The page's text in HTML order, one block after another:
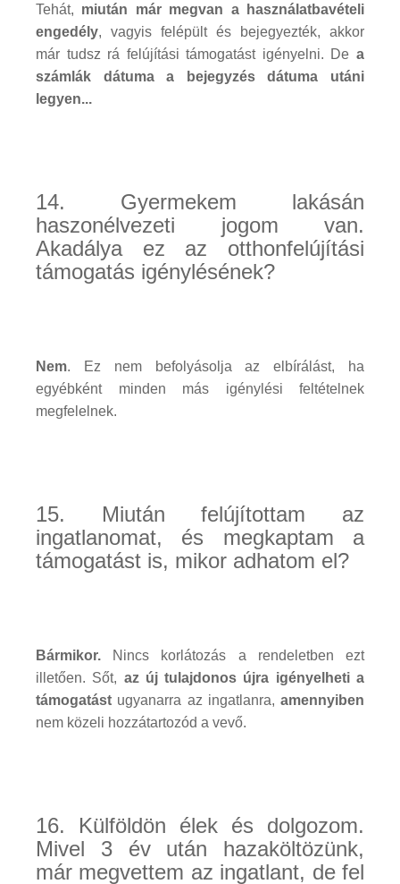
Tehát, miután már megvan a használatbavételi
engedély, vagyis felépült és bejegyezték, akkor
már tudsz rá felújítási támogatást igényelni. De a
számlák dátuma a bejegyzés dátuma utáni
legyen...
14. Gyermekem lakásán
haszonélvezeti jogom van.
Akadálya ez az otthonfelújítási
támogatás igénylésének?
Nem. Ez nem befolyásolja az elbírálást, ha
egyébként minden más igénylési feltételnek
megfelelnek.
15. Miután felújítottam az
ingatlanomat, és megkaptam a
támogatást is, mikor adhatom el?
Bármikor. Nincs korlátozás a rendeletben ezt
illetően. Sőt, az új tulajdonos újra igényelheti a
támogatást ugyanarra az ingatlanra, amennyiben
nem közeli hozzátartozód a vevő.
16. Külföldön élek és dolgozom.
Mivel 3 év után hazaköltözünk,
már megvettem az ingatlant, de fel